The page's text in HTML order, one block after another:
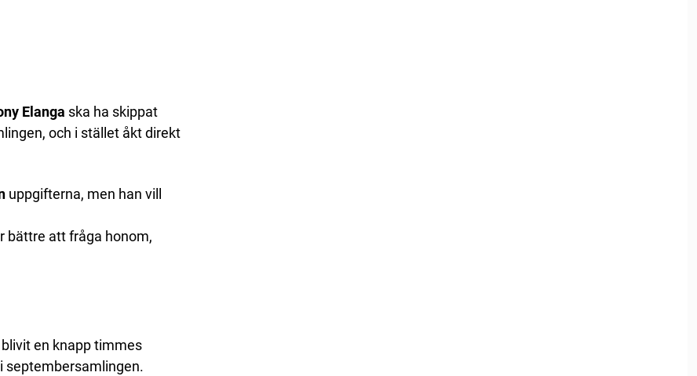
Elanga ska ha skippat
och i stället åkt direkt
uppgifterna, men han vill
bättre att fråga honom,
en knapp timmes
septembersamlingen.